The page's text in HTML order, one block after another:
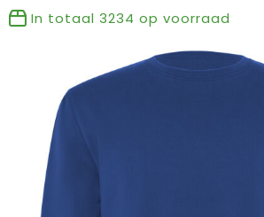
Kraamcadeaus
Sinterklaas
Verjaardagen
Voetbal, EK en WK
In totaal 3234 op voorraad